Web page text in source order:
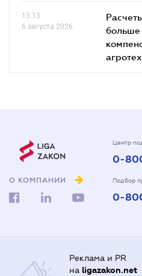
13.13
6 августа 2026
больше
О КОМПАНИИ
Центр
0-
Подбор
0-
Реклама и PR
на ligazakon.net